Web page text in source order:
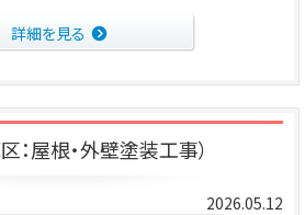
詳細を見る
：屋根・外壁塗装工事）
2026.05.12